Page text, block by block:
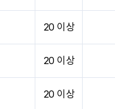
20 이상
20 이상
20 이상